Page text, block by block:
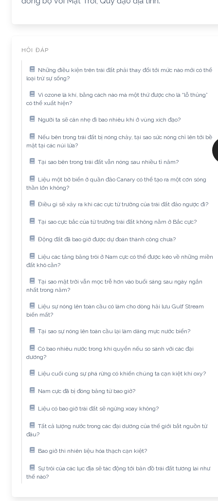
HỎI ĐÁP
Những điều kiện trên trái đất phải thay đổi tới mức nào mới có thể
loại trừ sự sống?
Vì ozone là khí, bằng cách nào mà một thứ được cho là “lỗ thủng”
có thể xuất hiện?
Người ta sẽ cân nhẹ đi bao nhiêu khi ở vùng xích đạo?
Nếu bên trong trái đất bị nóng chảy, tại sao sức nóng chỉ lên tới bề
mặt tại các núi lửa?
Tại sao bên trong trái đất vẫn nóng sau nhiều tỉ năm?
Liệu một bờ biển ở quần đảo Canary có thể tạo ra một cơn sóng
thần lớn không?
Điều gì sẽ xảy ra khi các cực từ trường của trái đất đảo ngược đi?
Tại sao cực bắc của từ trường trái đất không nằm ở Bắc cực?
Động đất đã bao giờ được dự đoán thành công chưa?
Liệu các tảng băng trôi ở Nam cực có thể được kéo về những miền
đất khô cằn?
Tại sao mặt trời vẫn mọc trễ hơn vào buổi sáng sau ngày ngắn
nhất trong năm?
Liệu sự nóng lên toàn cầu có làm cho dòng hải lưu Gulf Stream
biến mất?
Tại sao sự nóng lên toàn cầu lại làm dâng mực nước biển?
Có bao nhiêu nước trong khí quyển nếu so sánh với các đại
dương?
Liệu cuối cùng sự phá rừng có khiến chúng ta cạn kiệt khí oxy?
Nam cực đã bị đóng băng từ bao giờ?
Liệu có bao giờ trái đất sẽ ngừng xoay không?
Tất cả lượng nước trong các đại dương của thế giới bắt nguồn từ
đâu?
Bao giờ thì nhiên liệu hóa thạch cạn kiệt?
Sự trôi của các lục địa sẽ tác động tới bản đồ trái đất tương lai như
thế nào?